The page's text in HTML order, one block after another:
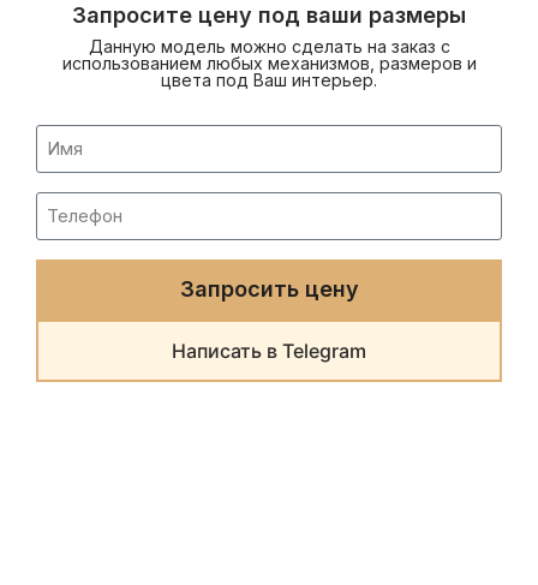
Запросите цену под ваши размеры
Данную модель можно сделать на заказ с
использованием любых механизмов, размеров и
цвета под Ваш интерьер.
Запросить цену
Написать в Telegram